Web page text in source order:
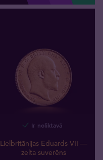
Ir noliktavā
Lielbritānijas Eduards VII —
zelta suverēns